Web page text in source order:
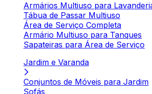
Armários Multiuso para
Tábua de Passar Multiuso
Área de Serviço Completa
Armário Multiuso para Tanques
Sapateiras para Área de Serviço
Jardim e Varanda
Conjuntos de Móveis para Jardim
Sofás